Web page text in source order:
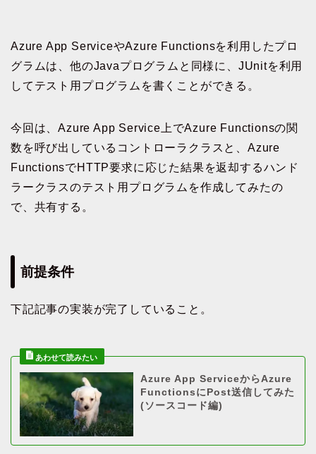
Azure App ServiceやAzure Functionsを利用したプロ
グラムは、他のJavaプログラムと同様に、JUnitを利用
してテスト用プログラムを書くことができる。
今回は、Azure App Service上でAzure Functionsの関
数を呼び出しているコントローラクラスと、Azure
FunctionsでHTTP要求に応じた結果を返却するハンド
ラークラスのテスト用プログラムを作成してみたの
で、共有する。
前提条件
下記記事の実装が完了していること。
Azure App ServiceからAzure
FunctionsにPost送信してみた
(ソースコード編)